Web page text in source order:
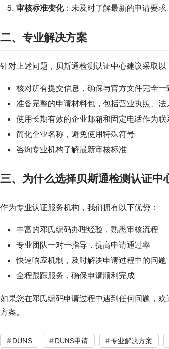
审核标准变化：未及时了解最新的申请要求
二、专业解决方案
针对上述问题，贝斯通检测认证中心建议采取以
核对所有提交信息，确保与官方文件完全一
准备完整的申请材料包，包括营业执照、法
使用长期有效的企业邮箱和固定电话作为联
简化企业名称，避免使用特殊符号
咨询专业机构了解最新审核标准
三、为什么选择贝斯通检测认证中
作为专业认证服务机构，我们拥有以下优势：
丰富的邓氏编码办理经验，熟悉审核流程
专业团队一对一指导，提高申请通过率
快速响应机制，及时解决申请过程中的问题
全程跟踪服务，确保申请顺利完成
如果您在邓氏编码申请过程中遇到任何问题，
方案。
DUNS DUNS申请 专业解决方案